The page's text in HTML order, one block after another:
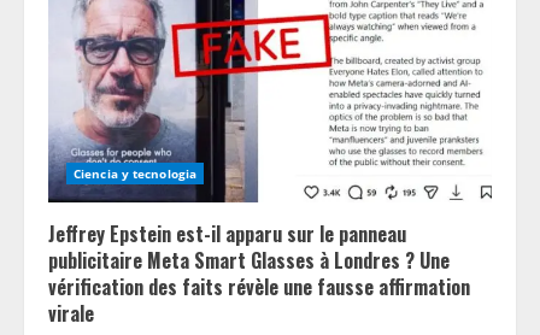
Ciencia y tecnologia
Jeffrey Epstein est-il apparu sur le panneau
publicitaire Meta Smart Glasses à Londres ? Une
vérification des faits révèle une fausse affirmation
virale